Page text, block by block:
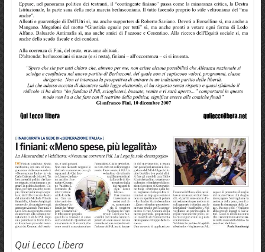
Qui Lecco Libera